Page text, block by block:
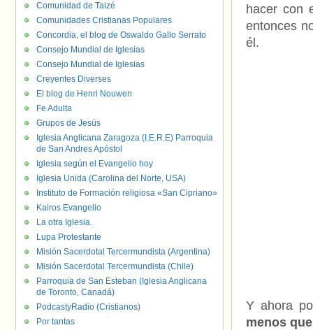
hacer con
entonces
él.
Y ahora
menos
Comunidad de Taizé
Comunidades Cristianas Populares
Concordia, el blog de Oswaldo Gallo Serrato
Consejo Mundial de Iglesias
Consejo Mundial de Iglesias
Creyentes Diverses
El blog de Henri Nouwen
Fe Adulta
Grupos de Jesús
Iglesia Anglicana Zaragoza (I.E.R.E) Parroquia
de San Andres Apóstol
Iglesia según el Evangelio hoy
Iglesia Unida (Carolina del Norte, USA)
Instituto de Formación religiosa «San Cipriano»
Kairos Evangelio
La otra Iglesia.
Lupa Protestante
Misión Sacerdotal Tercermundista (Argentina)
Misión Sacerdotal Tercermundista (Chile)
Parroquia de San Esteban (Iglesia Anglicana
de Toronto, Canadá)
PodcastyRadio (Cristianos)
Por tantas